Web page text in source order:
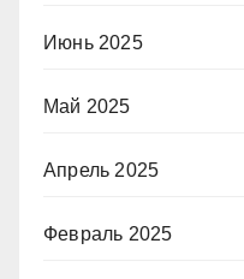
Июнь 2025
Май 2025
Апрель 2025
Февраль 2025